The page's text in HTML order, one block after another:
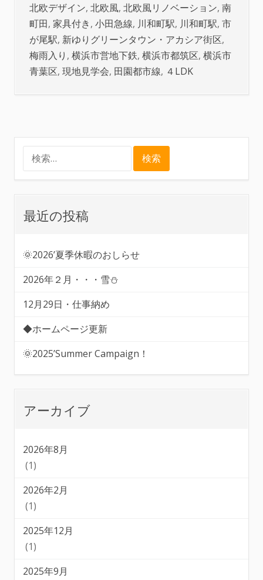
北欧デザイン, 北欧風, 北欧風リノベーション, 南
町田, 家具付き, 小田急線, 川和町駅, 川和町駅, 市
が尾駅, 新ゆりグリーンタウン・アカシア街区,
梅雨入り , 横浜市営地下鉄, 横浜市都筑区, 横浜市
青葉区, 現地見学会, 田園都市線, ４LDK
最近の投稿
🌞2026’夏季休暇のおしらせ
2026年２月・・・雪⛄
12月29日・仕事納め
◆ホームページ更新
🌞2025’Summer Campaign！
アーカイブ
2026年8月
(1)
2026年2月
(1)
2025年12月
(1)
2025年9月